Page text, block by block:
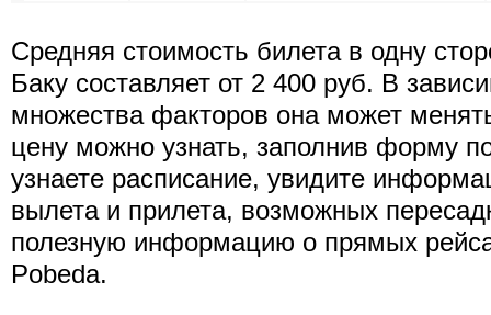
Средняя стоимость билета в одну
Баку составляет от 2 400 руб. В
множества факторов она может
цену можно узнать, заполнив форму
узнаете расписание, увидите
вылета и прилета, возможных
полезную информацию о прямых
Pobeda.